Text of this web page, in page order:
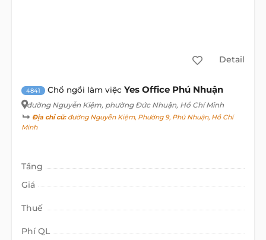
Detail
4841 Chổ ngồi làm việc Yes Office Phú Nhuận
đường Nguyễn Kiệm, phường Đức Nhuận, Hồ Chí Minh
Địa chỉ cũ:đường Nguyễn Kiệm, Phường 9, Phú Nhuận, Hồ Chí
Minh
Tầng
Giá
Thuế
Phí QL